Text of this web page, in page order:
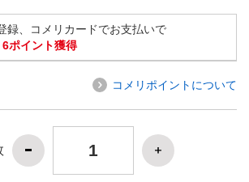
録、コメリカードでお支払いで
6ポイント獲得
コメリポイントについて